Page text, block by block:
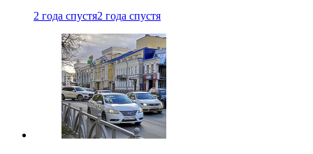
2 года спустя2 года спустя